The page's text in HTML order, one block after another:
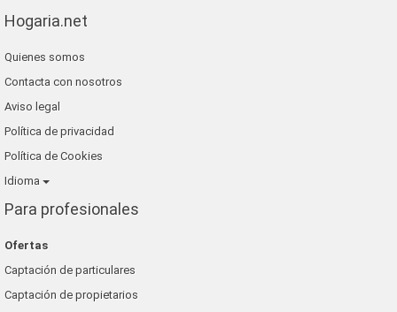
Hogaria.net
Quienes somos
Contacta con nosotros
Aviso legal
Política de privacidad
Política de Cookies
Idioma
Para profesionales
Ofertas
Captación de particulares
Captación de propietarios